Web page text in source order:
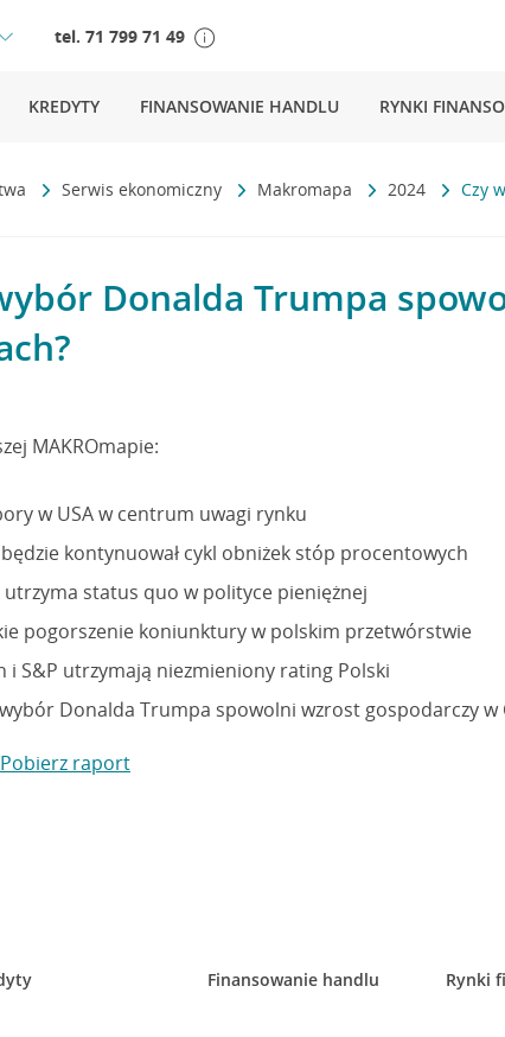
tel. 71 799 71 49
KREDYTY FINANSOWANIE HANDLU RYNKI
Serwis ekonomiczny Makromapa 2024 Czy
Donalda Trumpa
MAKROmapie:
w USA w centrum uwagi rynku
będzie kontynuował cykl obniżek stóp procentowych
utrzyma status quo w polityce pieniężnej
pogorszenie koniunktury w polskim przetwórstwie
i S&P utrzymają niezmieniony rating Polski
wybór Donalda Trumpa spowolni wzrost gospodarczy w
Pobierz raport
Finansowanie handlu Rynki